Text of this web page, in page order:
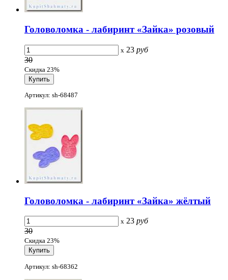
Головоломка - лабиринт «Зайка» розовый
x 23 руб
30
Скидка 23%
Артикул: sh-68487
Головоломка - лабиринт «Зайка» жёлтый
x 23 руб
30
Скидка 23%
Артикул: sh-68362